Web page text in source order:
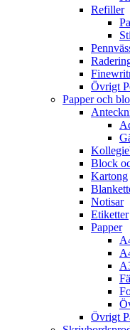
Refiller
Övrigt
Papper och
Block
Kartong
Notisar
Etiketter
Papper
Övrigt